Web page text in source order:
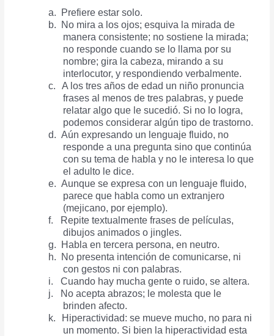
a.
Prefiere estar solo.
b.
No mira a los ojos; esquiva la mirada de
manera consistente; no sostiene la mirada;
no responde cuando se lo llama por su
nombre; gira la cabeza, mirando a su
interlocutor, y respondiendo verbalmente.
c.
A los tres años de edad un niño pronuncia
frases al menos de tres palabras, y puede
relatar algo que le sucedió. Si no lo logra,
podemos considerar algún tipo de trastorno.
d. Aún expresando un lenguaje fluido, no
responde a una pregunta sino que continúa
con su tema de habla y no le interesa lo que
el adulto le dice.
e. Aunque se expresa con un lenguaje fluido,
parece que habla como un extranjero
(mejicano, por ejemplo).
f.
Repite textualmente frases de películas,
dibujos animados o jingles.
g.
Habla en tercera persona, en neutro.
h.
No presenta intención de comunicarse, ni
con gestos ni con palabras.
i.
Cuando hay mucha gente o ruido, se altera.
j.
No acepta abrazos; le molesta que le
brinden afecto.
k.
Hiperactividad: se mueve mucho, no para ni
un momento. Si bien la hiperactividad esta